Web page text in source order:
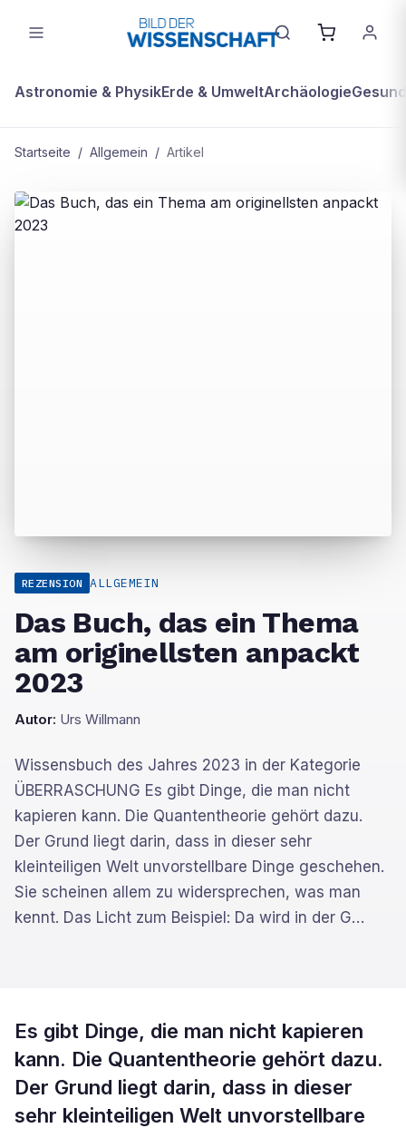
Astronomie & PhysikErde & UmweltArchäologie
Startseite / Allgemein / Artikel
REZENSION ALLGEMEIN
Das Buch, das ein Thema
am originellsten anpackt
2023
Autor: Urs Willmann
Wissensbuch des Jahres 2023 in der Kategorie
ÜBERRASCHUNG Es gibt Dinge, die man nicht
kapieren kann. Die Quantentheorie gehört dazu.
Der Grund liegt darin, dass in dieser sehr
kleinteiligen Welt unvorstellbare Dinge geschehen.
Sie scheinen allem zu widersprechen, was man
kennt. Das Licht zum Beispiel: Da wird in der G…
Es gibt Dinge, die man nicht kapieren
kann. Die Quantentheorie gehört dazu.
Der Grund liegt darin, dass in dieser
sehr kleinteiligen Welt unvorstellbare